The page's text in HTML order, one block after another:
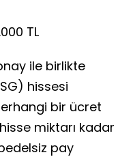
TL
ile birlikte
hissesi
bir ücret
miktarı kadar
pay